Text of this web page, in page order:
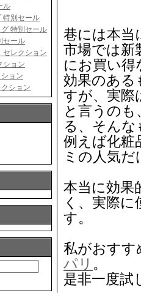
巷には本当
市場では新
にお買い
効果のある
すが、実際
と言うの
る、そん
例えば化
ミの人気
本当に効果
く、実際
す。
私がおすす
パリ 。
是非一度試
ル
特別セール
特別セール
セール
セレクション
ション
ョン
ション